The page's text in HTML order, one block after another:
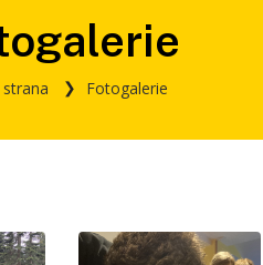
strana Fotogalerie